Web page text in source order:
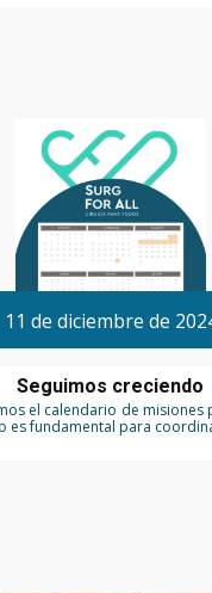
11 de diciembre de
Seguimos creciendo
el calendario de misiones
es fundamental para